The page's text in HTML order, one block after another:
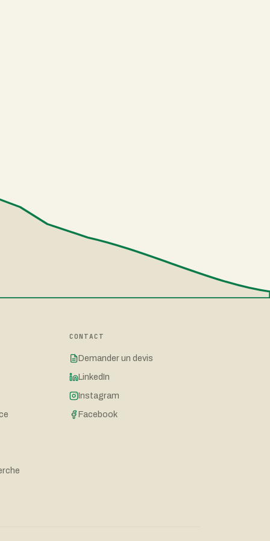
CONTACT
Demander un devis
LinkedIn
Instagram
Facebook